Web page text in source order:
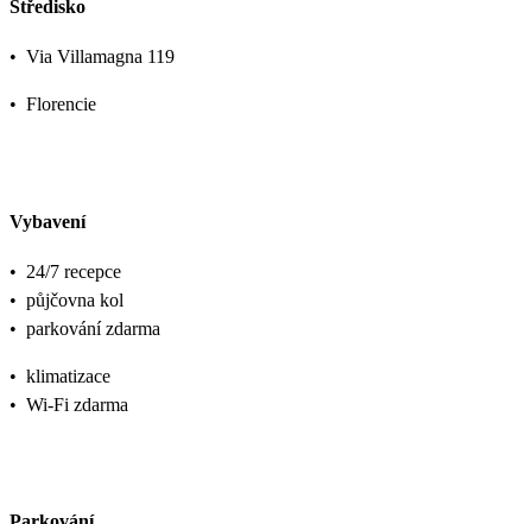
Středisko
• Via Villamagna 119
• Florencie
Vybavení
• 24/7 recepce
• půjčovna kol
• parkování zdarma
• klimatizace
• Wi-Fi zdarma